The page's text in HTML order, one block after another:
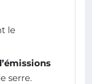
le
serre.